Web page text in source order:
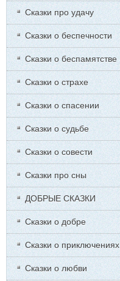
Сказки про удачу
Сказки о беспечности
Сказки о беспамятстве
Сказки о страхе
Сказки о спасении
Сказки о судьбе
Сказки о совести
Сказки про сны
ДОБРЫЕ СКАЗКИ
Сказки о добре
Сказки о приключениях
Сказки о любви